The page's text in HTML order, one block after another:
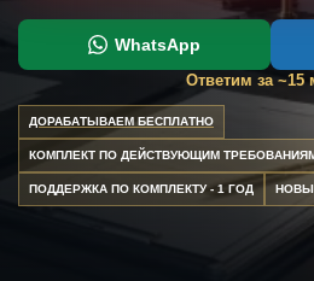
WhatsApp
Ответим за ~15
ДОРАБАТЫВАЕМ БЕСПЛАТНО
КОМПЛЕКТ ПО ДЕЙСТВУЮЩИМ
ПОДДЕРЖКА ПО КОМПЛЕКТУ - 1 ГОД